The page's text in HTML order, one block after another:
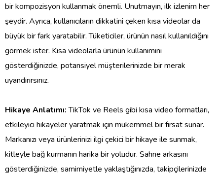
bir kompozisyon kullanmak önemli. Unutmayın, ilk izlenim her
şeydir. Ayrıca, kullanıcıların dikkatini çeken kısa videolar da
büyük bir fark yaratabilir. Tüketiciler, ürünün nasıl kullanıldığını
görmek ister. Kısa videolarla ürünün kullanımını
gösterdiğinizde, potansiyel müşterilerinizde bir merak
uyandırırsınız.
Hikaye Anlatımı:TikTok ve Reels gibi kısa video formatları,
etkileyici hikayeler yaratmak için mükemmel bir fırsat sunar.
Markanızı veya ürünlerinizi ilgi çekici bir hikaye ile sunmak,
kitleyle bağ kurmanın harika bir yoludur. Sahne arkasını
gösterdiğinizde, samimiyetle yaklaştığınızda, takipçilerinizde